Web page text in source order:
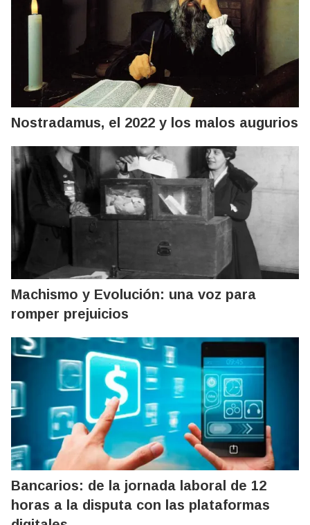
Nostradamus, el 2022 y los malos augurios
Machismo y Evolución: una voz para
romper prejuicios
Bancarios: de la jornada laboral de 12
horas a la disputa con las plataformas